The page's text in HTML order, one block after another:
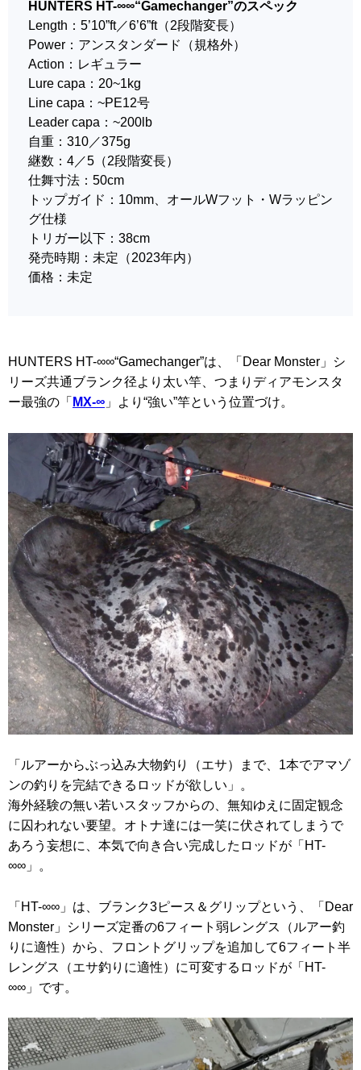
HUNTERS HT-∞∞“Gamechanger”のスペック
Length：5’10”ft／6’6”ft（2段階変長）
Power：アンスタンダード（規格外）
Action：レギュラー
Lure capa：20~1kg
Line capa：~PE12号
Leader capa：~200lb
自重：310／375g
継数：4／5（2段階変長）
仕舞寸法：50cm
トップガイド：10mm、オールWフット・Wラッピン
グ仕様
トリガー以下：38cm
発売時期：未定（2023年内）
価格：未定
HUNTERS HT-∞∞“Gamechanger”は、「Dear Monster」シ
リーズ共通ブランク径より太い竿、つまりディアモンスタ
ー最強の「 MX-∞ 」より“強い”竿という位置づけ。
「ルアーからぶっ込み大物釣り（エサ）まで、1本でアマゾ
ンの釣りを完結できるロッドが欲しい」。
海外経験の無い若いスタッフからの、無知ゆえに固定観念
に囚われない要望。オトナ達には一笑に伏されてしまうで
あろう妄想に、本気で向き合い完成したロッドが「HT-
∞∞」。
「HT-∞∞」は、ブランク3ピース＆グリップという、「Dear
Monster」シリーズ定番の6フィート弱レングス（ルアー釣
りに適性）から、フロントグリップを追加して6フィート半
レングス（エサ釣りに適性）に可変するロッドが「HT-
∞∞」です。